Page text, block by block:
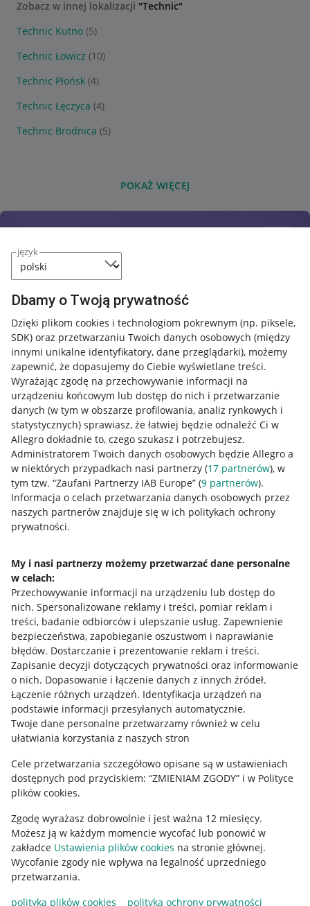
język
Dbamy o Twoją prywatność
Dzięki plikom cookies i technologiom pokrewnym (np. piksele,
SDK) oraz przetwarzaniu Twoich danych osobowych (między
innymi unikalne identyfikatory, dane przeglądarki), możemy
zapewnić, że dopasujemy do Ciebie wyświetlane treści.
Wyrażając zgodę na przechowywanie informacji na
urządzeniu końcowym lub dostęp do nich i przetwarzanie
danych (w tym w obszarze profilowania, analiz rynkowych i
statystycznych) sprawiasz, że łatwiej będzie odnaleźć Ci w
Allegro dokładnie to, czego szukasz i potrzebujesz.
Administratorem Twoich danych osobowych będzie Allegro a
w niektórych przypadkach nasi partnerzy (17 partnerów), w
tym tzw. “Zaufani Partnerzy IAB Europe” (9 partnerów).
Informacja o celach przetwarzania danych osobowych przez
naszych partnerów znajduje się w ich politykach ochrony
prywatności.
My i nasi partnerzy możemy przetwarzać dane personalne
w celach:
Przechowywanie informacji na urządzeniu lub dostęp do
nich. Spersonalizowane reklamy i treści, pomiar reklam i
treści, badanie odbiorców i ulepszanie usług. Zapewnienie
bezpieczeństwa, zapobieganie oszustwom i naprawianie
błędów. Dostarczanie i prezentowanie reklam i treści.
Zapisanie decyzji dotyczących prywatności oraz informowanie
o nich. Dopasowanie i łączenie danych z innych źródeł.
Łączenie różnych urządzeń. Identyfikacja urządzeń na
podstawie informacji przesyłanych automatycznie.
Twoje dane personalne przetwarzamy również w celu
ułatwiania korzystania z naszych stron
Cele przetwarzania szczegółowo opisane są w ustawieniach
dostępnych pod przyciskiem: “ZMIENIAM ZGODY” i w Polityce
plików cookies.
Zgodę wyrażasz dobrowolnie i jest ważna 12 miesięcy.
Możesz ją w każdym momencie wycofać lub ponowić w
zakładce Ustawienia plików cookies na stronie głównej.
Wycofanie zgody nie wpływa na legalność uprzedniego
przetwarzania.
polityka plików cookies
polityka ochrony prywatności
Zobacz w innej lokalizacji "Technic"
Technic Kutno (5)
Technic Łowicz (10)
Technic Płońsk (4)
Technic Łęczyca (4)
Technic Brodnica (5)
POKAŻ WIĘCEJ
Przydatne informacje
Jak to działa
Allegro Gadane dla sprzedających
Allegro Gadane dla kupujących
Mapa miejscowości
Informacje prawne
Regulamin
Polityka plików "cookies"
Ustawienia plików "cookies"
Udostępnianie lokalizacji
Informacje dla Aktu o Usługach Cyfrowych
Pobierz aplikację